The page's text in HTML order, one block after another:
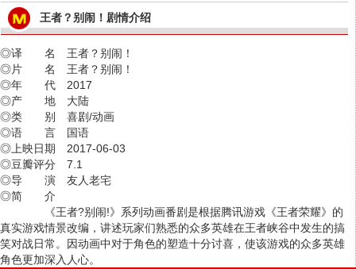
王者？别闹！剧情介绍
◎译 名 王者？别闹！
◎片 名 王者？别闹！
◎年 代 2017
◎产 地 大陆
◎类 别 喜剧/动画
◎语 言 国语
◎上映日期 2017-06-03
◎豆瓣评分 7.1
◎导 演 友人老宅
◎简 介
《王者?别闹!》系列动画番剧是根据腾讯游戏《王者荣耀》的
真实游戏情景改编，讲述玩家们熟悉的众多英雄在王者峡谷中发生的搞
笑对战日常。因动画中对于角色的塑造十分讨喜，使该游戏的众多英雄
角色更加深入人心。